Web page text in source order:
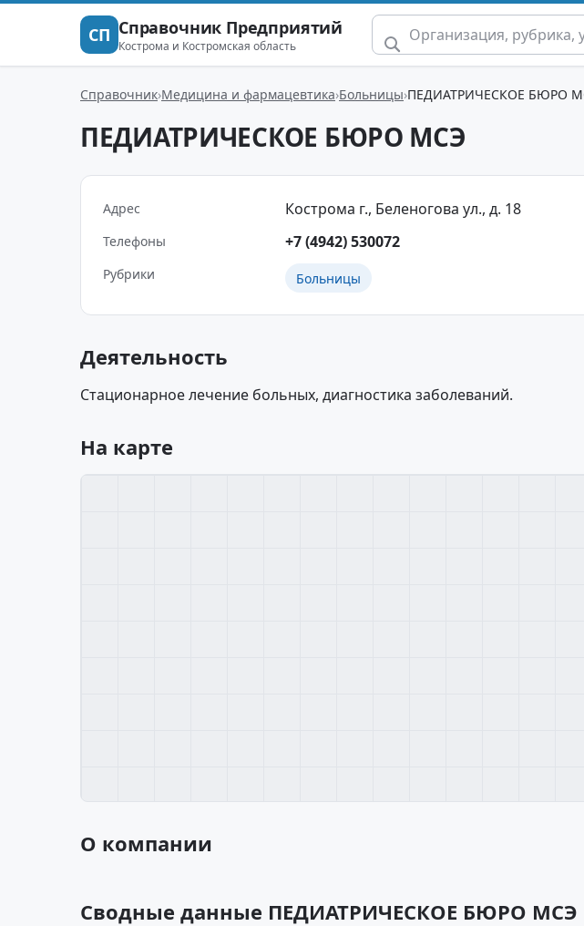
СП Справочник Предприятий
Кострома и Костромская область
Справочник Медицина и фармацевтика Больницы ПЕДИАТРИЧЕСКОЕ БЮРО
ПЕДИАТРИЧЕСКОЕ БЮРО МСЭ
Адрес Кострома г., Беленогова ул., д. 18
Телефоны +7 (4942) 530072
Рубрики Больницы
Деятельность
Стационарное лечение больных, диагностика заболеваний.
На карте
О компании
Сводные данные ПЕДИАТРИЧЕСКОЕ БЮРО МСЭ